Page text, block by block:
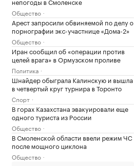
Общество
Арест запросили обвиняемой по делу о
порнографии экс-участнице «Дома-2»
Общество
Иран сообщил об «операции против
целей врага» в Ормузском проливе
Политика
Шнайдер обыграла Калинскую и вышла
в четвертый круг турнира в Торонто
Спорт
В горах Казахстана эвакуировали еще
одного туриста из России
Общество
В Смоленской области ввели режим ЧС
после мощного циклона
Общество